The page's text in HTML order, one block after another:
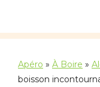
Apéro » À Boire »
boisson